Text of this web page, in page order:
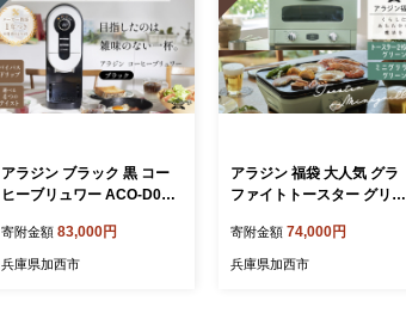
アラジン ブラック 黒 コー
ヒーブリュワー ACO-D01A
珈琲 コーヒー ドリップコー
ヒー 調理家電 キッチン家電
寄附金額 83,000円
兵庫県加西市
アラジン 福袋 大人気 グラ
ファイトトースター グリー
ラー AET-GS13C CAG-MG
7AG セット グラファイトト
寄附金額 74,000円
兵庫県加西市